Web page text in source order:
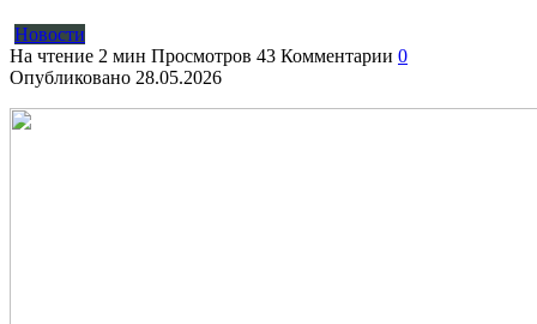
Новости
На чтение 2 мин Просмотров 43 Комментарии 0
Опубликовано 28.05.2026